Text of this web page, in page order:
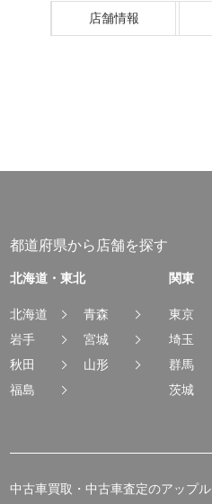
店舗情報
都道府県から店舗を探す
北海道・東北
北海道
青森
岩手
宮城
秋田
山形
福島
関東
東京
埼玉
群馬
茨城
中古車買取・中古車査定のアップル